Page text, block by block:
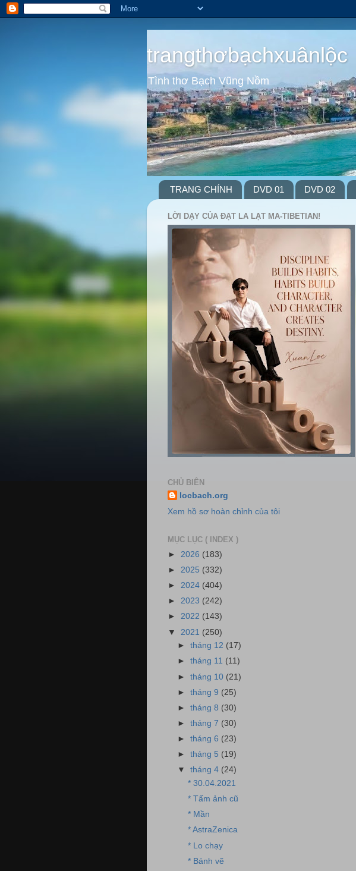
trangthơbạchxuânlộc
Tình thơ Bạch Vũng Nồm
TRANG CHÍNH DVD 01 DVD 02
LỜI DẠY CỦA ĐẠT LA LẠT MA-TIBETIAN!
CHỦ BIÊN
locbach.org
Xem hồ sơ hoàn chỉnh của tôi
MỤC LỤC ( INDEX )
► 2026 (183)
► 2025 (332)
► 2024 (404)
► 2023 (242)
► 2022 (143)
▼ 2021 (250)
►tháng 12 (17)
►tháng 11 (11)
►tháng 10 (21)
►tháng 9 (25)
►tháng 8 (30)
►tháng 7 (30)
►tháng 6 (23)
►tháng 5 (19)
▼tháng 4 (24)
* 30.04.2021
* Tấm ảnh cũ
* Mần
* AstraZenica
* Lo chạy
* Bánh vẽ